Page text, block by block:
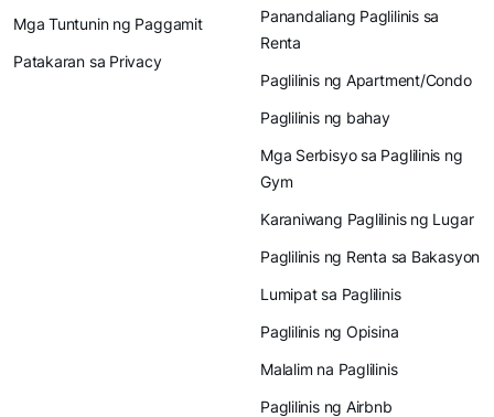
Mga Tuntunin ng Paggamit
Patakaran sa Privacy
Panandaliang Paglilinis sa
Renta
Paglilinis ng Apartment/Condo
Paglilinis ng bahay
Mga Serbisyo sa Paglilinis ng
Gym
Karaniwang Paglilinis ng Lugar
Paglilinis ng Renta sa Bakasyon
Lumipat sa Paglilinis
Paglilinis ng Opisina
Malalim na Paglilinis
Paglilinis ng Airbnb